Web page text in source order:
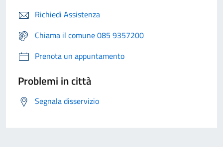
Richiedi Assistenza
Chiama il comune 085 9357200
Prenota un appuntamento
Problemi in città
Segnala disservizio